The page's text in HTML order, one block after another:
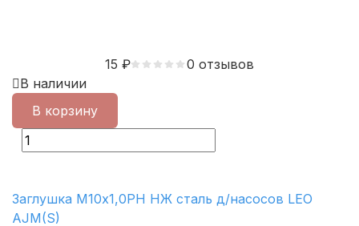
15 ₽
0 отзывов
В наличии
В корзину
Заглушка М10х1,0РН НЖ сталь д/насосов LEO
AJM(S)